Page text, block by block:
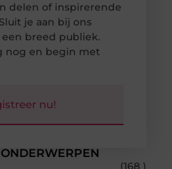
(168 )
delen of inspirerende
je aan bij ons
breed publiek.
nog en begin met
nu!